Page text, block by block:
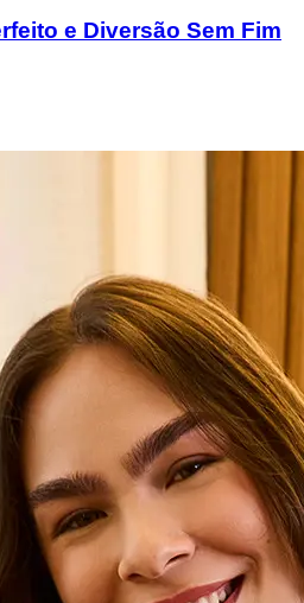
e Diversão Sem Fim